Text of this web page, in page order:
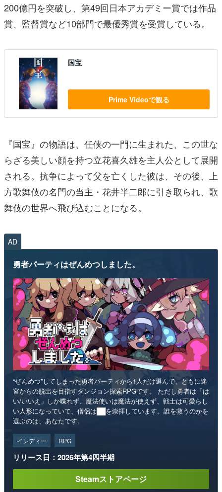
200億円を突破し、第49回日本アカデミー賞では作品
賞、監督賞など10部門で最優秀賞を受賞している。
国宝
Prime Videoで観る
『国宝』の物語は、任侠の一門に生まれた、この世な
らざる美しい顔を持つ立花喜久雄を主人公として展開
される。抗争によって父を亡くした彼は、その後、上
方歌舞伎の名門の当主・花井半二郎に引き取られ、歌
舞伎の世界へ飛び込むことになる。
AD
勇者パーティはぜんめつしました。
“ぜんめつ”してしまった勇者パーティから1人だけ選んで、ともに迷
宮からの脱出を目指すダンジョン探索RPGです。 ただし勇者は「は
い/いいえ」しか喋れず、魔法使いは魔法が使えず、戦士は可愛らし
い人形になっていて、僧侶は██を崇拝しています。誰を救うのかを
選ぶのは、あなたです。
インディー RPG
リリース日：2026年第4四半期
Steamストアページ